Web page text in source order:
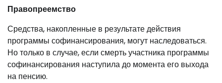
Правопреемство
Средства, накопленные в результате действия
программы софинансирования, могут наследоваться.
Но только в случае, если смерть участника программы
софинансирования наступила до момента его выхода
на пенсию.